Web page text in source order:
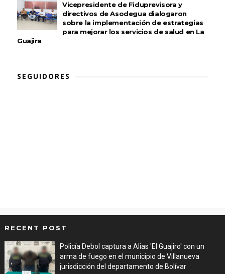
Vicepresidente de Fiduprevisora y
directivos de Asodegua dialogaron
sobre la implementación de estrategias
para mejorar los servicios de salud en La
Guajira
SEGUIDORES
RECENT POST
Policía Debol captura a Alias 'El Guajiro' con un
arma de fuego en el municipio de Villanueva
jurisdicción del departamento de Bolívar